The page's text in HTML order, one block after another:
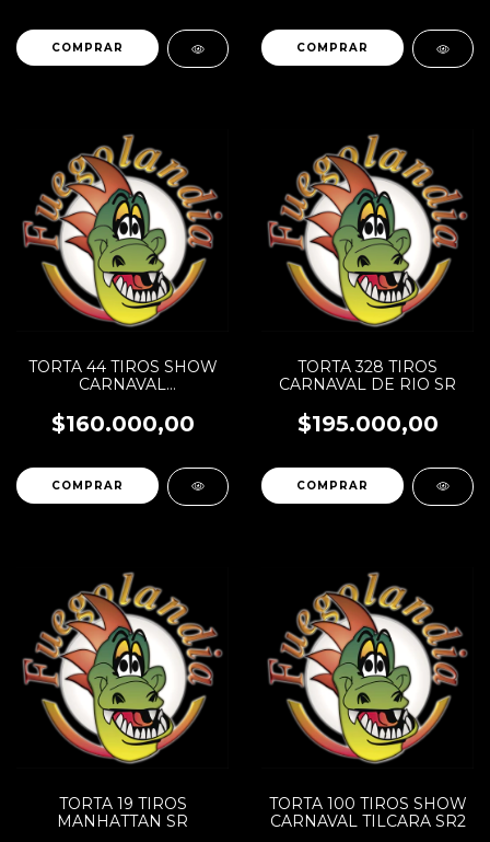
TORTA 44 TIROS SHOW
CARNAVAL
$160.000,00
TORTA 328 TIROS
CARNAVAL DE RIO SR
$195.000,00
TORTA 19 TIROS
MANHATTAN SR
TORTA 100 TIROS SHOW
CARNAVAL TILCARA SR2